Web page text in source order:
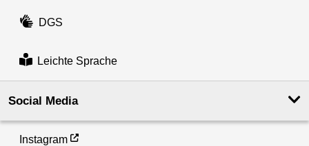
DGS
Leichte Sprache
Social Media
Instagram